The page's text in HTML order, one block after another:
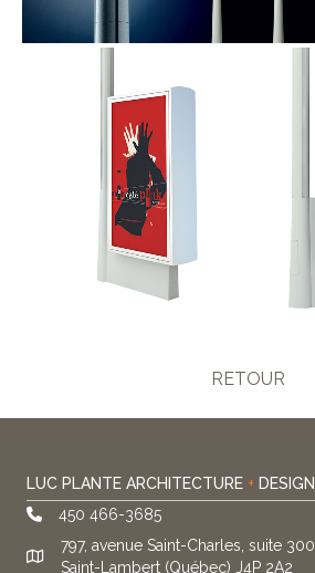
LUC PLANTE ARCHITECTURE + DESIGN
450 466-3685
797, avenue Saint-Charles, suite 300
Saint-Lambert (Québec) J4P 2A2